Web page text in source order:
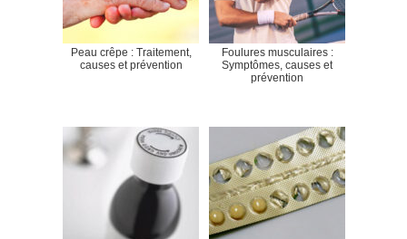
Peau crêpe : Traitement,
causes et prévention
Foulures musculaires :
Symptômes, causes et
prévention